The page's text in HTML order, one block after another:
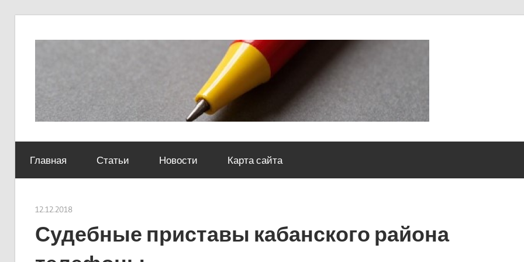
юридический
центр
Главная Статьи Новости Карта сайта
12.12.2018Евгений Георгиевич
Судебные приставы кабанского района